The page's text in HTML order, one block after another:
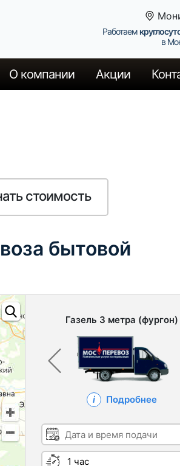
Работаем
в
О компании Акции
стоимость
бытовой
Газель 3 метра (фургон)
Подробнее
Дата и время подачи
Длительность